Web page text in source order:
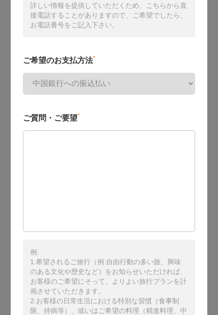
詳しい情報を提供していただくため、こちらから直
接電話することがありますので、ご希望でしたら、
お電話番号をご記入下さい。
ご希望のお支払方法*
ご質問・ご要望*
例:
1.希望されるご旅行（例:自由行動の多い旅、興味
のある文化や歴史など）をお知らせいただければ、
お客様のご希望にそって、よりよい旅行プランを計
画させていただきます。
2.お客様の日常生活における特別な習慣（食事制
限、持病等）、或いはご希望の料理（精進料理、中